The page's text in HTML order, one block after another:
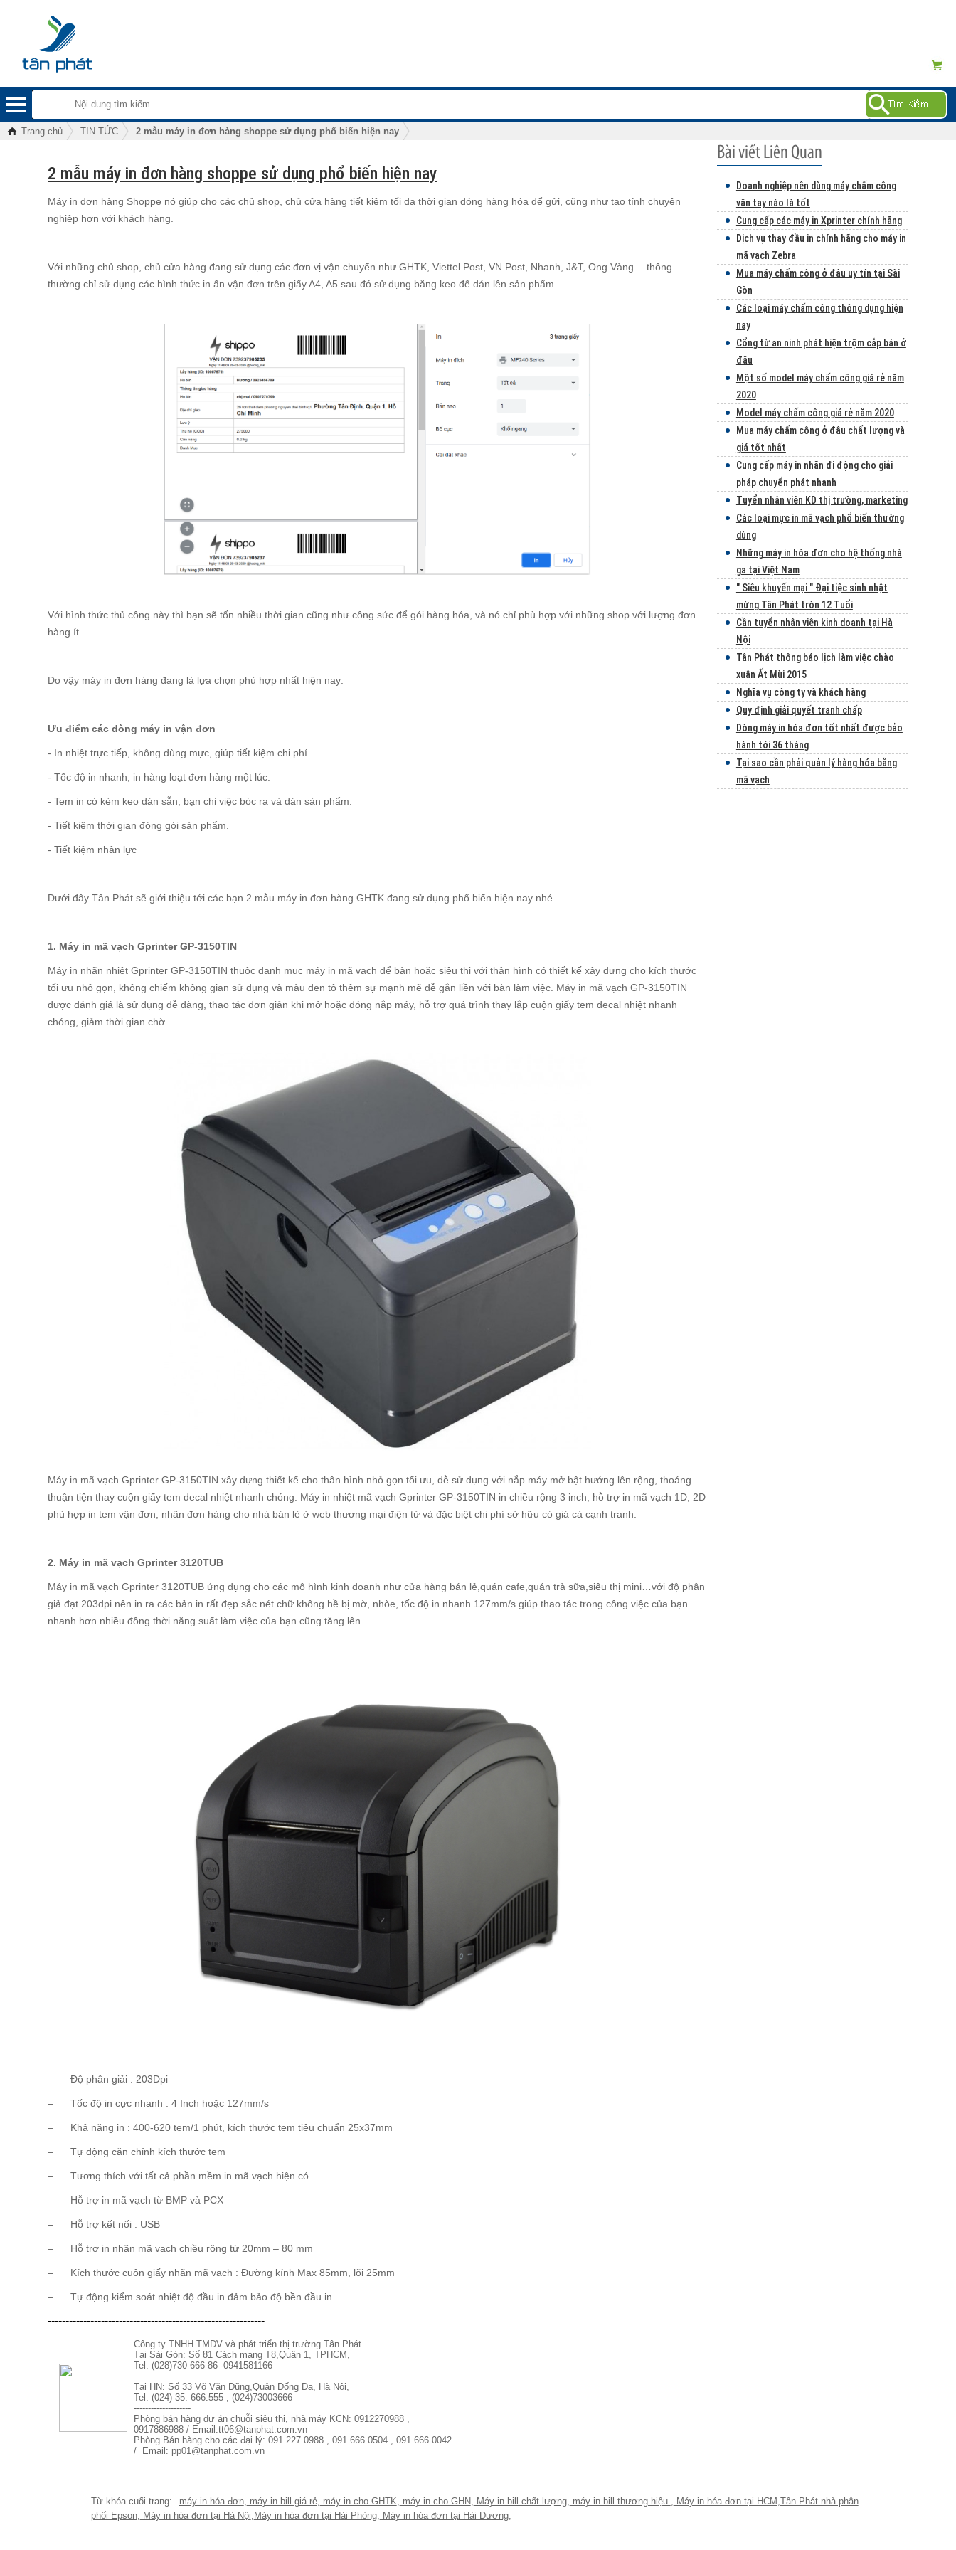
Trang chủ TIN TỨC 2 mẫu máy in đơn hàng shoppe sử dụng phổ biến hiện nay
2 mẫu máy in đơn hàng shoppe sử dụng phổ biến hiện nay
Máy in đơn hàng Shoppe nó giúp cho các chủ shop, chủ cửa hàng tiết kiệm tối đa thời gian đóng hàng hóa để gửi, cũng như tạo tính chuyên
nghiệp hơn với khách hàng.
Với những chủ shop, chủ cửa hàng đang sử dụng các đơn vị vận chuyển như GHTK, Viettel Post, VN Post, Nhanh, J&T, Ong Vàng… thông
thường chỉ sử dụng các hình thức in ấn vận đơn trên giấy A4, A5 sau đó sử dụng băng keo để dán lên sản phẩm.
Với hình thức thủ công này thì bạn sẽ tốn nhiều thời gian cũng như công sức để gói hàng hóa, và nó chỉ phù hợp với những shop với lượng đơn
hàng ít.
Do vậy máy in đơn hàng đang là lựa chọn phù hợp nhất hiện nay:
Ưu điểm các dòng máy in vận đơn
- In nhiệt trực tiếp, không dùng mực, giúp tiết kiệm chi phí.
- Tốc độ in nhanh, in hàng loạt đơn hàng một lúc.
- Tem in có kèm keo dán sẵn, bạn chỉ việc bóc ra và dán sản phẩm.
- Tiết kiệm thời gian đóng gói sản phẩm.
- Tiết kiệm nhân lực
Dưới đây Tân Phát sẽ giới thiệu tới các bạn 2 mẫu máy in đơn hàng GHTK đang sử dụng phổ biến hiện nay nhé.
1. Máy in mã vạch Gprinter GP-3150TIN
Máy in nhãn nhiệt Gprinter GP-3150TIN thuộc danh mục máy in mã vạch để bàn hoặc siêu thị với thân hình có thiết kế xây dựng cho kích thước
tối ưu nhỏ gọn, không chiếm không gian sử dụng và màu đen tô thêm sự mạnh mẽ dễ gắn liền với bàn làm việc. Máy in mã vạch GP-3150TIN
được đánh giá là sử dụng dễ dàng, thao tác đơn giản khi mở hoặc đóng nắp máy, hỗ trợ quá trình thay lắp cuộn giấy tem decal nhiệt nhanh
chóng, giảm thời gian chờ.
Máy in mã vạch Gprinter GP-3150TIN xây dựng thiết kế cho thân hình nhỏ gọn tối ưu, dễ sử dụng với nắp máy mở bật hướng lên rộng, thoáng
thuận tiện thay cuộn giấy tem decal nhiệt nhanh chóng. Máy in nhiệt mã vạch Gprinter GP-3150TIN in chiều rộng 3 inch, hỗ trợ in mã vạch 1D, 2D
phù hợp in tem vận đơn, nhãn đơn hàng cho nhà bán lẻ ở web thương mại điện tử và đặc biệt chi phí sở hữu có giá cả cạnh tranh.
2. Máy in mã vạch Gprinter 3120TUB
Máy in mã vạch Gprinter 3120TUB ứng dụng cho các mô hình kinh doanh như cửa hàng bán lẻ,quán cafe,quán trà sữa,siêu thị mini…với độ phân
giả đạt 203dpi nên in ra các bản in rất đẹp sắc nét chữ không hề bị mờ, nhòe, tốc độ in nhanh 127mm/s giúp thao tác trong công việc của bạn
nhanh hơn nhiều đồng thời năng suất làm việc của bạn cũng tăng lên.
– Độ phân giải : 203Dpi
– Tốc độ in cực nhanh : 4 Inch hoặc 127mm/s
– Khả năng in : 400-620 tem/1 phút, kích thước tem tiêu chuẩn 25x37mm
– Tự động căn chỉnh kích thước tem
– Tương thích với tất cả phần mềm in mã vạch hiện có
– Hỗ trợ in mã vạch từ BMP và PCX
– Hỗ trợ kết nối : USB
– Hỗ trợ in nhãn mã vạch chiều rộng từ 20mm – 80 mm
– Kích thước cuộn giấy nhãn mã vạch : Đường kính Max 85mm, lõi 25mm
– Tự động kiểm soát nhiệt độ đầu in đảm bảo độ bền đầu in
-------------------------------------------------------------
Công ty TNHH TMDV và phát triển thị trường Tân Phát
Tại Sài Gòn: Số 81 Cách mạng T8,Quận 1, TPHCM,
Tel: (028)730 666 86 -0941581166
Tại HN: Số 33 Võ Văn Dũng,Quận Đống Đa, Hà Nội,
Tel: (024) 35. 666.555 , (024)73003666
--------------------
Phòng bán hàng dự án chuỗi siêu thị, nhà máy KCN: 0912270988 ,
0917886988 / Email:tt06@tanphat.com.vn
Phòng Bán hàng cho các đại lý: 091.227.0988 , 091.666.0504 , 091.666.0042
/ Email: pp01@tanphat.com.vn
Doanh nghiệp nên dùng máy chấm công
vân tay nào là tốt
Cung cấp các máy in Xprinter chính hãng
Dịch vụ thay đầu in chính hãng cho máy in
mã vạch Zebra
Mua máy chấm công ở đâu uy tín tại Sài
Gòn
Các loại máy chấm công thông dụng hiện
nay
Cổng từ an ninh phát hiện trộm cắp bán ở
đâu
Một số model máy chấm công giá rẻ năm
2020
Model máy chấm công giá rẻ năm 2020
Mua máy chấm công ở đâu chất lượng và
giá tốt nhất
Cung cấp máy in nhãn đi động cho giải
pháp chuyển phát nhanh
Tuyển nhân viên KD thị trường, marketing
Các loại mực in mã vạch phổ biến thường
dùng
Những máy in hóa đơn cho hệ thống nhà
ga tại Việt Nam
" Siêu khuyến mại " Đại tiệc sinh nhật
mừng Tân Phát tròn 12 Tuổi
Cần tuyển nhân viên kinh doanh tại Hà
Nội
Tân Phát thông báo lịch làm việc chào
xuân Ất Mùi 2015
Nghĩa vụ công ty và khách hàng
Quy định giải quyết tranh chấp
Dòng máy in hóa đơn tốt nhất được bảo
hành tới 36 tháng
Tại sao cần phải quản lý hàng hóa bằng
mã vạch
máy in hóa đơn, máy in bill giá rẻ, máy in cho GHTK, máy in cho GHN, Máy in bill chất lượng, máy in bill thương hiệu , Máy in hóa đơn tại HCM ,Tân Phát nhà phân
phối Epson, Máy in hóa đơn tại Hà Nội, Máy in hóa đơn tại Hải Phòng, Máy in hóa đơn tại Hải Dương,